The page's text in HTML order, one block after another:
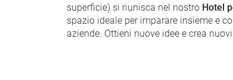
superficie) si riunisca nel nostro Hotel
spazio ideale per imparare insieme e
aziende. Ottieni nuove idee e crea